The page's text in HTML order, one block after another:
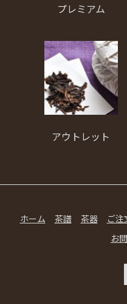
プレミアム
アウトレット
ホーム 茶譜 茶器 ご注
お